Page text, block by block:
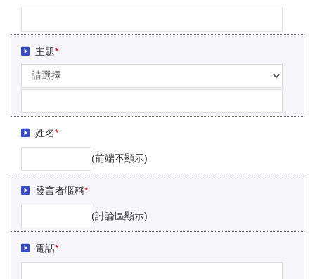
主題*
姓名*
(前端不顯示)
發言者暱稱*
(討論區顯示)
電話*